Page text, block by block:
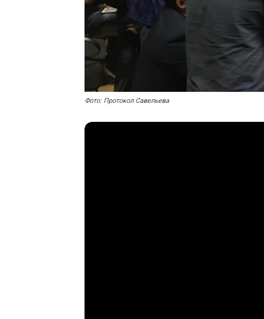
Фото: Протокол Савельева